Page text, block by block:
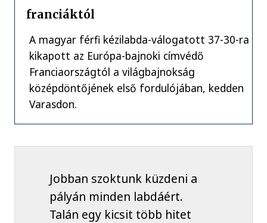
franciáktól
A magyar férfi kézilabda-válogatott 37-30-ra
kikapott az Európa-bajnoki címvédő
Franciaországtól a világbajnokság
középdöntőjének első fordulójában, kedden
Varasdon.
Jobban szoktunk küzdeni a
pályán minden labdáért.
Talán egy kicsit több hitet